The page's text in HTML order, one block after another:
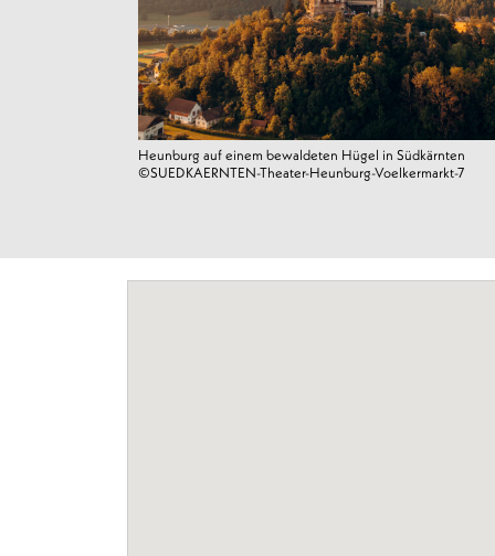
Heunburg auf einem bewaldeten Hügel in Südkärnten
©SUEDKAERNTEN-Theater-Heunburg-Voelkermarkt-7